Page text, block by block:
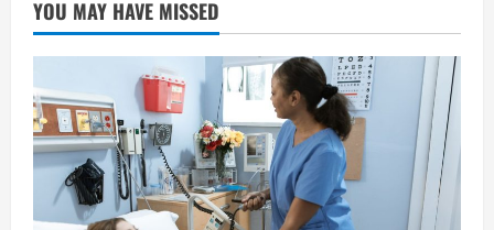
YOU MAY HAVE MISSED